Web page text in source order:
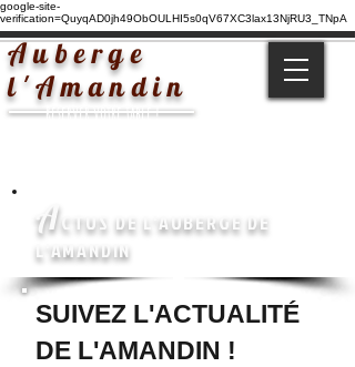
google-site-
verification=QuyqAD0jh49ObOULHI5s0qV67XC3lax13NjRU3_TNpA
Auberge
l'Amandin
Réserver votre table !
ACTUS DE L'AUBERGE DE
L'AMANDIN
SUIVEZ L'ACTUALITÉ
DE L'AMANDIN !